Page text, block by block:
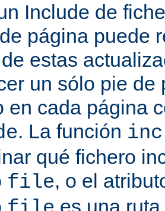
Include de
página puede
estas
un sólo pie de
en cada página
. La función
qué fichero
file, o el
es una